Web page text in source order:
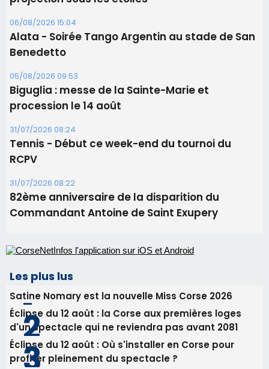
06/08/2026 15:04
Alata - Soirée Tango Argentin au stade de San
Benedetto
05/08/2026 09:53
Biguglia : messe de la Sainte-Marie et
procession le 14 août
31/07/2026 08:24
Tennis - Début ce week-end du tournoi du
RCPV
31/07/2026 08:22
82ème anniversaire de la disparition du
Commandant Antoine de Saint Exupery
Les plus lus
Satine Nomary est la nouvelle Miss Corse 2026
Éclipse du 12 août : la Corse aux premières loges
d'un spectacle qui ne reviendra pas avant 2081
Éclipse du 12 août : Où s'installer en Corse pour
profiter pleinement du spectacle ?